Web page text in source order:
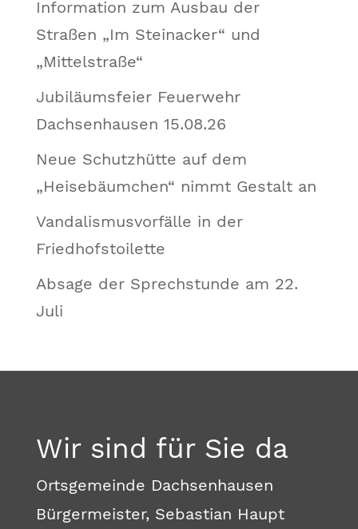
Information zum Ausbau der
Straßen „Im Steinacker“ und
„Mittelstraße“
Jubiläumsfeier Feuerwehr
Dachsenhausen 15.08.26
Neue Schutzhütte auf dem
„Heisebäumchen“ nimmt Gestalt an
Vandalismusvorfälle in der
Friedhofstoilette
Absage der Sprechstunde am 22.
Juli
Wir sind für Sie da
Ortsgemeinde Dachsenhausen
Bürgermeister, Sebastian Haupt